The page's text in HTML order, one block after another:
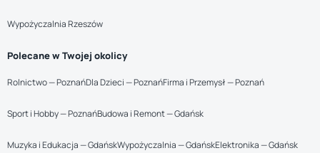
Wypożyczalnia Rzeszów
Polecane w Twojej okolicy
Rolnictwo — PoznańDla Dzieci — PoznańFirma i Przemysł — Poznań
Sport i Hobby — PoznańBudowa i Remont — Gdańsk
Muzyka i Edukacja — GdańskWypożyczalnia — GdańskElektronika — Gdańsk